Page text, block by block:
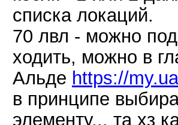
списка локаций.
70 лвл - можно
ходить, можно в
Альде https://
в принципе
элементу... та хз